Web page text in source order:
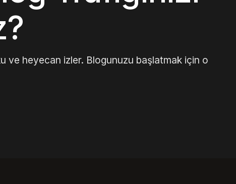
ve heyecan izler. Blogunuzu başlatmak için o